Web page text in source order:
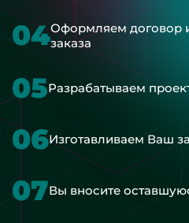
04Оформляем договор
заказа
05Разрабатываем
06Изготавливаем Ваш
07Вы вносите